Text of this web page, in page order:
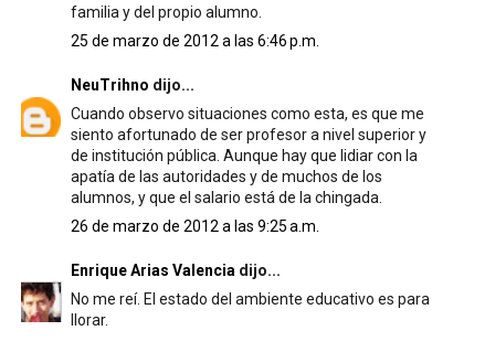
familia y del propio alumno.
25 de marzo de 2012 a las 6:46 p.m.
NeuTrihno dijo...
Cuando observo situaciones como esta, es que me
siento afortunado de ser profesor a nivel superior y
de institución pública. Aunque hay que lidiar con la
apatía de las autoridades y de muchos de los
alumnos, y que el salario está de la chingada.
26 de marzo de 2012 a las 9:25 a.m.
Enrique Arias Valencia dijo...
No me reí. El estado del ambiente educativo es para
llorar.